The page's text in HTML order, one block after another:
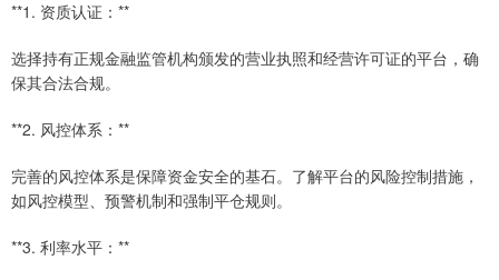
**1. 资质认证：**
选择持有正规金融监管机构颁发的营业执照和经营许可证的平台，确
保其合法合规。
**2. 风控体系：**
完善的风控体系是保障资金安全的基石。了解平台的风险控制措施，
如风控模型、预警机制和强制平仓规则。
**3. 利率水平：**